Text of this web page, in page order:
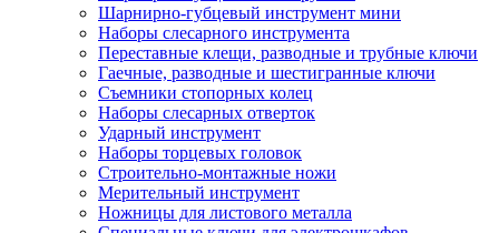
Шарнирно-губцевый инструмент мини
Наборы слесарного инструмента
Переставные клещи, разводные и трубные ключи
Гаечные, разводные и шестигранные ключи
Съемники стопорных колец
Наборы слесарных отверток
Ударный инструмент
Наборы торцевых головок
Строительно-монтажные ножи
Мерительный инструмент
Ножницы для листового металла